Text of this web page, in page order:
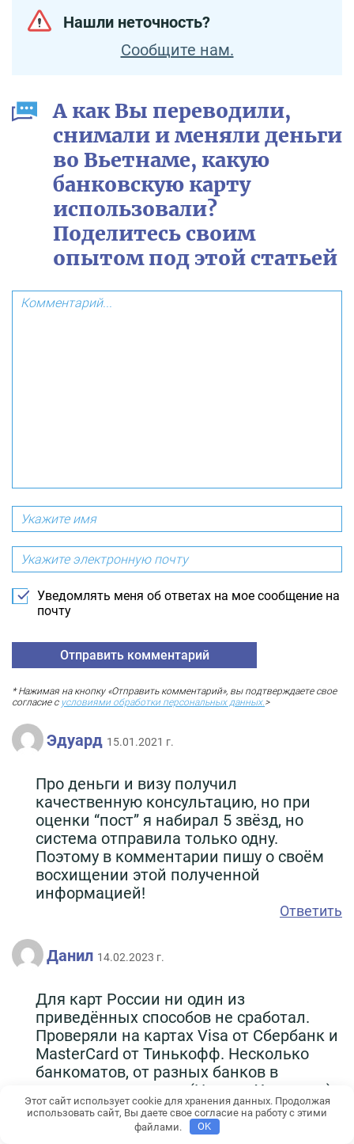
Нашли неточность?
Сообщите нам.
А как Вы переводили,
снимали и меняли деньги
во Вьетнаме, какую
банковскую карту
использовали?
Поделитесь своим
опытом под этой статьей
Уведомлять меня об ответах на мое сообщение на
почту
* Нажимая на кнопку «Отправить комментарий», вы подтверждаете свое
согласие с условиями обработки персональных данных.>
Эдуард 15.01.2021 г.
Про деньги и визу получил
качественную консультацию, но при
оценки “пост” я набирал 5 звёзд, но
система отправила только одну.
Поэтому в комментарии пишу о своём
восхищении этой полученной
информацией!
Ответить
Данил 14.02.2023 г.
Для карт России ни один из
приведённых способов не сработал.
Проверяли на картах Visa от Сбербанк и
MasterCard от Тинькофф. Несколько
банкоматов, от разных банков в
нескольких городах (Нячанг, Хошимин)
дают один и тот же ответ: «Ваш банк
отказывает в проведении операции».
Этот сайт использует cookie для хранения данных. Продолжая
использовать сайт, Вы даете свое согласие на работу с этими
файлами.
OK